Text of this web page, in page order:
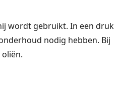
wordt gebruikt. In een druk
nodig hebben. Bij